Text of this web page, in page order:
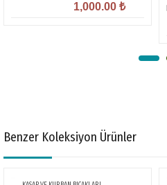
1,000.00 ₺
Benzer Koleksiyon Ürünler